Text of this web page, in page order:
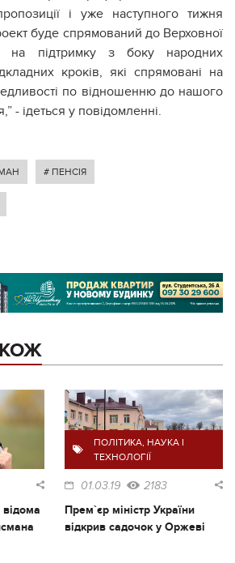
і уже наступного тижня
буде спрямований до Верховної
на підтримку з боку народних
кроків, які спрямовані на
по відношенню до нашого
- ідеться у повідомленні.
# ПЕНСІЯ
ПОЛІТИКА, НАУКА І
ТЕХНОЛОГІЇ
01.03.19 2183
Прем`єр міністр України
відкрив садочок у Оржеві